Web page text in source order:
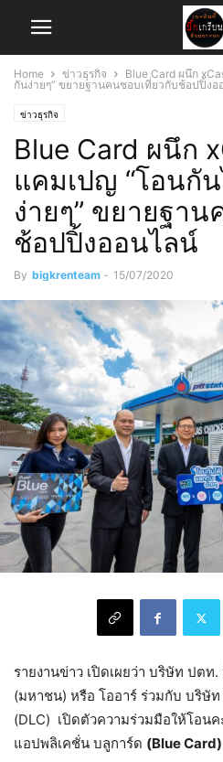
Home ข่าวธุรกิจ
Blue Card ผนึก
กันง่ายๆ” ขยายฐานคนชอบเที่ยวกับช้อปปิ้งอ
ข่าวธุรกิจ
Blue Card ผนึก
แคมเปญ “โอนกั
ง่ายๆ” ขยายฐา
ช้อปปิ้งออนไลน์
By bigkrenteam - 15/07/2020
รายงานข่าว เปิดเผยว่า บริษัท ปต
(มหาชน) หรือ โออาร์ ร่วมกับ บริษั
(DLC) เปิดตัวความร่วมมือให้โอน
แอปพลิเคชั่น บลูการ์ด (Blue Card)